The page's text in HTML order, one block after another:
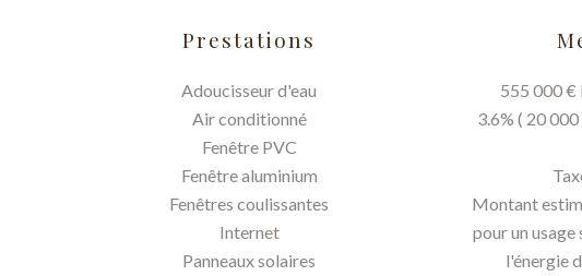
Prestations
Adoucisseur d'eau
Air conditionné
Fenêtre PVC
Fenêtre aluminium
Fenêtres coulissantes
Internet
Panneaux solaires
555 000 €
3.6% ( 20
Montant
pour un
l'énergie